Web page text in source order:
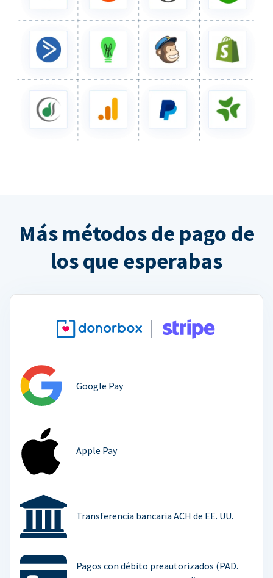
Más métodos de pago de
los que esperabas
Google Pay
Apple Pay
Transferencia bancaria ACH de EE. UU.
Pagos con débito preautorizados (PAD.